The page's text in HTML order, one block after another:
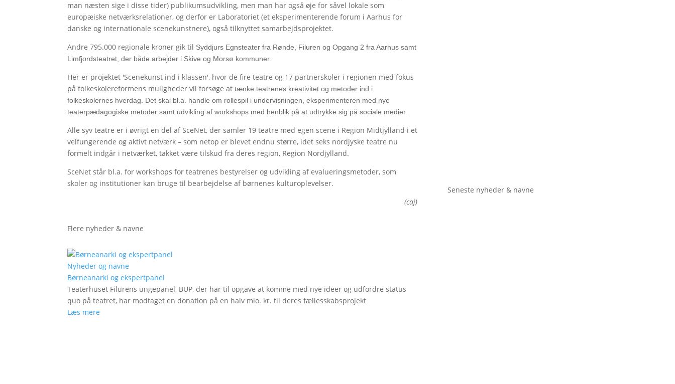
man næsten sige i disse tider) publikumsudvikling, men man har også øje for såvel lokale som
europæiske netværksrelationer, og derfor er Laboratoriet (et eksperimenterende forum i Aarhus for
danske og internationale scenekunstnere), også tilknyttet samarbejdsprojektet.
Andre 795.000 regionale kroner gik til Syddjurs Egnsteater fra Rønde, Filuren og Opgang 2 fra Aarhus samt
Limfjordsteatret, der både arbejder i Skive og Morsø kommuner.
Her er projektet 'Scenekunst ind i klassen', hvor de fire teatre og 17 partnerskoler i regionen med fokus
på folkeskolereformens muligheder vil forsøge at tænke teatrenes kreativitet og metoder ind i
folkeskolernes hverdag. Det skal bl.a. handle om rollespil i undervisningen, eksperimenteren med nye
teaterpædagogiske metoder samt udvikling af workshops med henblik på at udtrykke sig på sociale medier.
Alle syv teatre er i øvrigt en del af SceNet, der samler 19 teatre med egen scene i Region Midtjylland i et
velfungerende og aktivt netværk – som netop er blevet endnu større, idet seks nordjyske teatre nu
formelt indgår i netværket, takket være tilskud fra deres region, Region Nordjylland.
SceNet står bl.a. for workshops for teatrenes bestyrelser og udvikling af evalueringsmetoder, som
skoler og institutioner kan bruge til bearbejdelse af børnenes kulturoplevelser.
(caj)
Flere nyheder & navne
Nyheder og navne
Børneanarki og ekspertpanel
Teaterhuset Filurens ungepanel, BUP, der har til opgave at komme med nye ideer og udfordre status
quo på teatret, har modtaget en donation på en halv mio. kr. til deres fællesskabsprojekt
Læs mere
Seneste nyheder & navne